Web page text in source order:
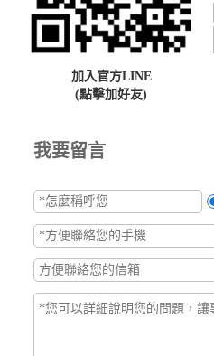
加入官方LINE
(點擊加好友)
我要留言